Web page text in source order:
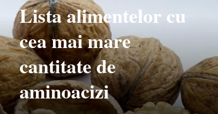
Lista alimentelor cu
cea mai mare
cantitate de
aminoacizi